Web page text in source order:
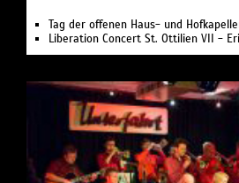
Tag der offenen Haus- und
Liberation Concert St. Ottilien VII -